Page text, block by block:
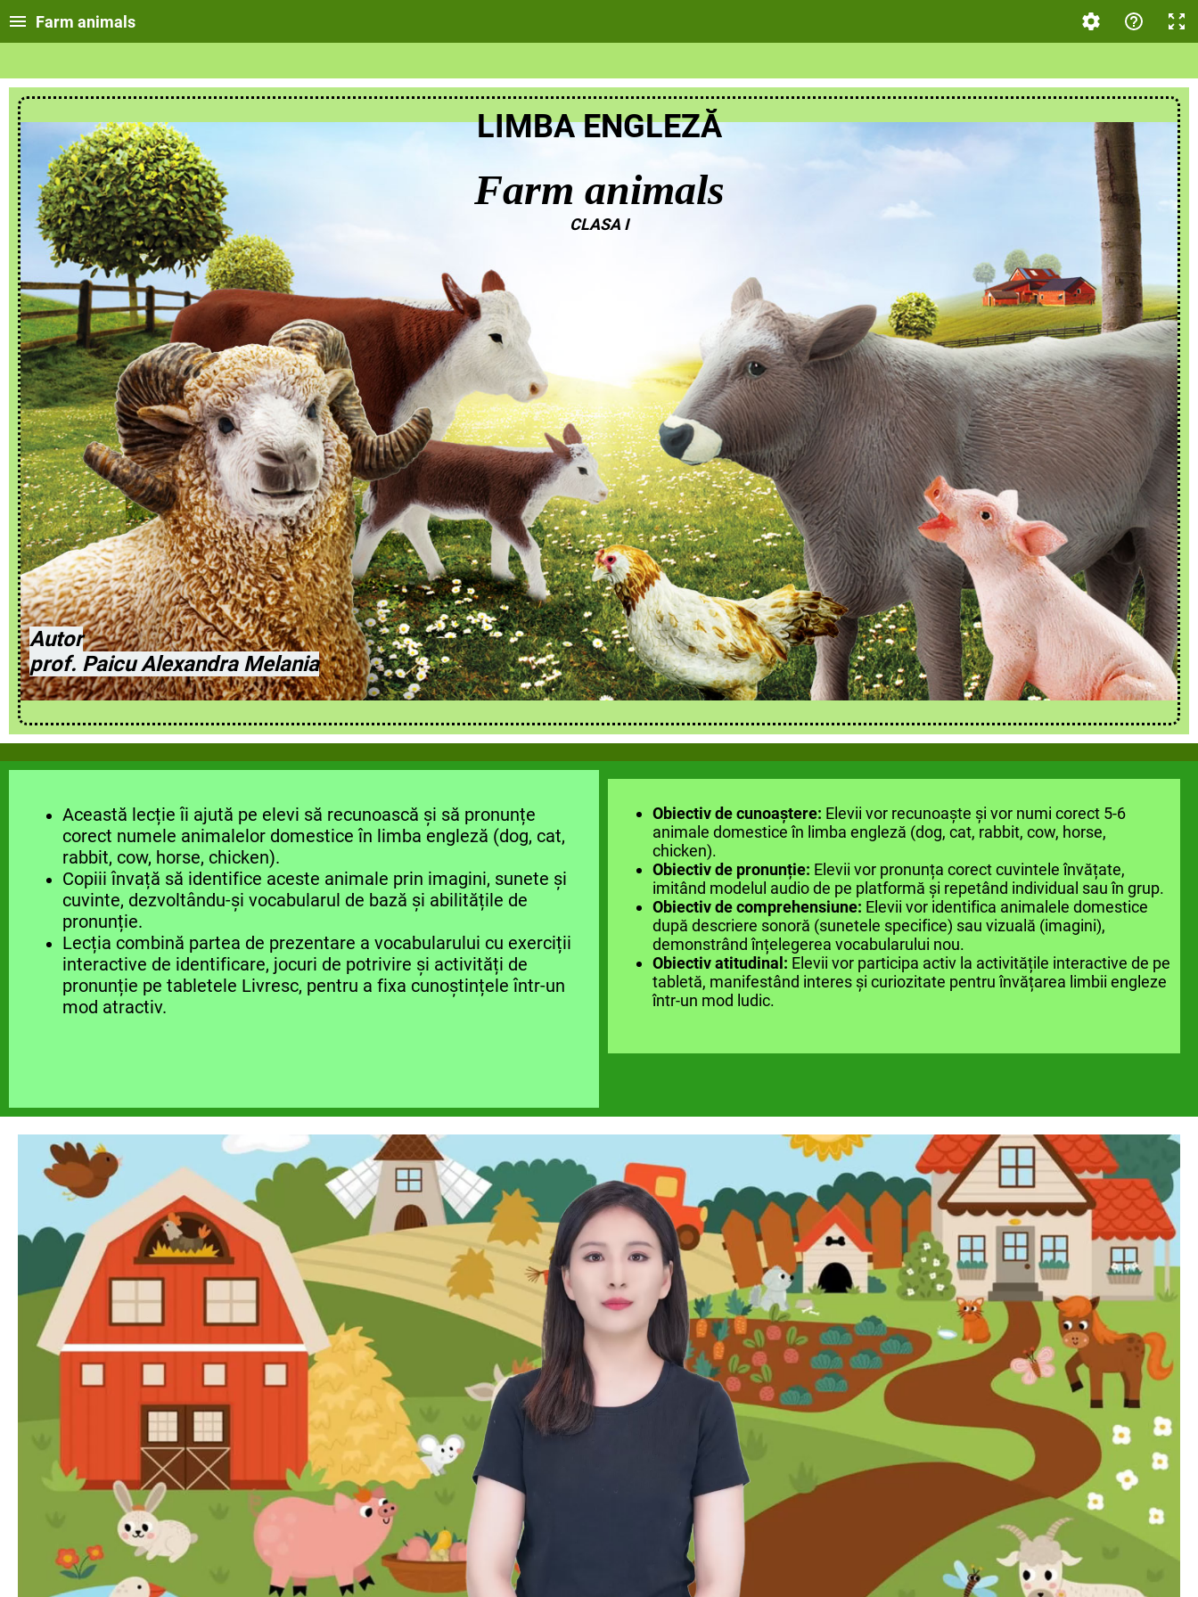
Farm animals
LIMBA ENGLEZĂ
Farm animals
CLASA I
Autor
prof. Paicu Alexandra Melania
Această lecție îi ajută pe elevi să recunoască și să pronunțe
corect numele animalelor domestice în limba engleză (dog, cat,
rabbit, cow, horse, chicken).
Copiii învață să identifice aceste animale prin imagini, sunete și
cuvinte, dezvoltându-și vocabularul de bază și abilitățile de
pronunție.
Lecția combină partea de prezentare a vocabularului cu exerciții
interactive de identificare, jocuri de potrivire și activități de
pronunție pe tabletele Livresc, pentru a fixa cunoștințele într-un
mod atractiv.
Obiectiv de cunoaștere: Elevii vor recunoaște și vor numi corect 5-6
animale domestice în limba engleză (dog, cat, rabbit, cow, horse,
chicken).
Obiectiv de pronunție: Elevii vor pronunța corect cuvintele învățate,
imitând modelul audio de pe platformă și repetând individual sau în grup.
Obiectiv de comprehensiune: Elevii vor identifica animalele domestice
după descriere sonoră (sunetele specifice) sau vizuală (imagini),
demonstrând înțelegerea vocabularului nou.
Obiectiv atitudinal: Elevii vor participa activ la activitățile interactive de pe
tabletă, manifestând interes și curiozitate pentru învățarea limbii engleze
într-un mod ludic.